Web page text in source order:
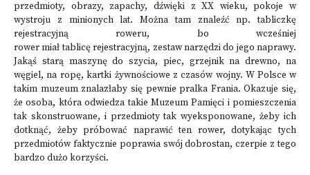
przedmioty, obrazy, zapachy, dźwięki z XX wieku, pokoje w
wystroju z minionych lat. Można tam znaleźć np. tabliczkę
rejestracyjną roweru, bo wcześniej
rower miał tablicę rejestracyjną, zestaw narzędzi do jego naprawy.
Jakąś starą maszynę do szycia, piec, grzejnik na drewno, na
węgiel, na ropę, kartki żywnościowe z czasów wojny. W Polsce w
takim muzeum znalazłaby się pewnie pralka Frania. Okazuje się,
że osoba, która odwiedza takie Muzeum Pamięci i pomieszczenia
tak skonstruowane, i przedmioty tak wyeksponowane, żeby ich
dotknąć, żeby próbować naprawić ten rower, dotykając tych
przedmiotów faktycznie poprawia swój dobrostan, czerpie z tego
bardzo dużo korzyści.